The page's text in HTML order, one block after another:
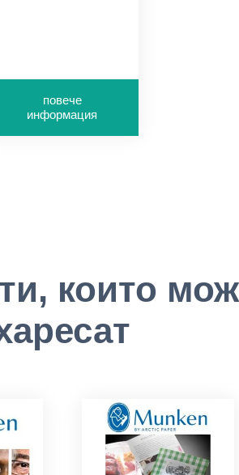
повече
информация
които